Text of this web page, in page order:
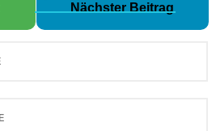
Nächster Beitrag